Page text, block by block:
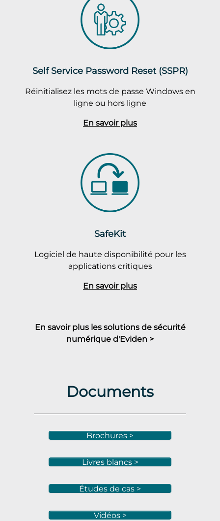
Self Service Password Reset (SSPR)
Réinitialisez les mots de passe Windows en
ligne ou hors ligne
En savoir plus
SafeKit
Logiciel de haute disponibilité pour les
applications critiques
En savoir plus
En savoir plus les solutions de sécurité
numérique d'Eviden >
Documents
Brochures >
Livres blancs >
Études de cas >
Vidéos >